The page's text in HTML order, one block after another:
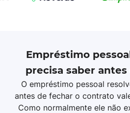
Empréstimo
precisa saber
O empréstimo pessoal
antes de fechar o contrato
Como normalmente ele não